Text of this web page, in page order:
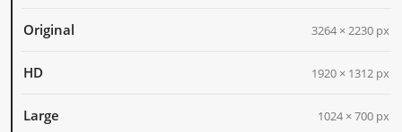
Original 3264 × 2230 px
HD 1920 × 1312 px
Large 1024 × 700 px